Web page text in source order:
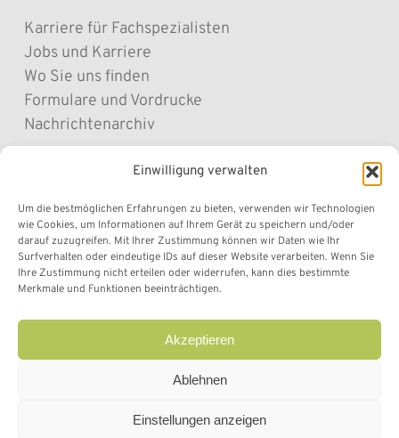
Einwilligung verwalten
Um die bestmöglichen Erfahrungen zu bieten, verwenden wir Technologien
wie Cookies, um Informationen auf Ihrem Gerät zu speichern und/oder
darauf zuzugreifen. Mit Ihrer Zustimmung können wir Daten wie Ihr
Surfverhalten oder eindeutige IDs auf dieser Website verarbeiten. Wenn Sie
Ihre Zustimmung nicht erteilen oder widerrufen, kann dies bestimmte
Merkmale und Funktionen beeinträchtigen.
Akzeptieren
Ablehnen
Einstellungen anzeigen
Karriere für Fachspezialisten
Jobs und Karriere
Wo Sie uns finden
Formulare und Vordrucke
Nachrichtenarchiv
Cookie Policy
Privacy Policy
Datenschutz „Befunde online“
Transparente Verwaltung